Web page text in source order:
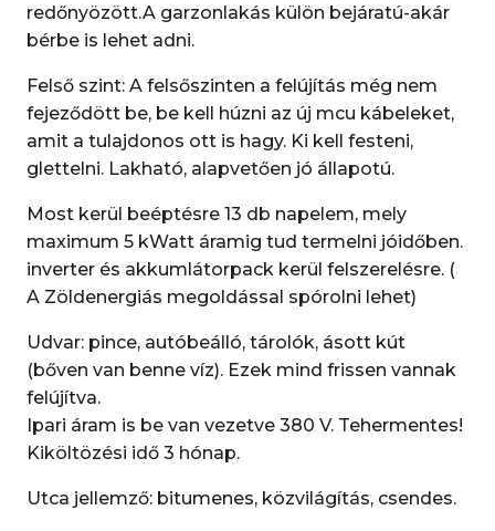
redőnyözött.A garzonlakás külön bejáratú-akár
bérbe is lehet adni.
Felső szint: A felsőszinten a felújítás még nem
fejeződött be, be kell húzni az új mcu kábeleket,
amit a tulajdonos ott is hagy. Ki kell festeni,
glettelni. Lakható, alapvetően jó állapotú.
Most kerül beéptésre 13 db napelem, mely
maximum 5 kWatt áramig tud termelni jóidőben.
inverter és akkumlátorpack kerül felszerelésre. (
A Zöldenergiás megoldással spórolni lehet)
Udvar: pince, autóbeálló, tárolók, ásott kút
(bőven van benne víz). Ezek mind frissen vannak
felújítva.
Ipari áram is be van vezetve 380 V. Tehermentes!
Kiköltözési idő 3 hónap.
Utca jellemző: bitumenes, közvilágítás, csendes.